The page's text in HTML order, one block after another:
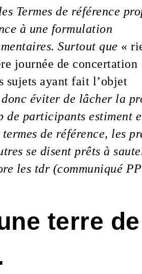
Termes de référence
à une formulation
Surtout que «
journée de concertation
sujets ayant fait l’objet
éviter de lâcher la
de participants estiment
de référence, les
se disent prêts à
les tdr (communiqué
terre de